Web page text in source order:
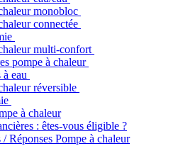
monobloc
connectée
multi-confort
pompe à chaleur
eau
réversible
à chaleur
: êtes-vous éligible ?
/ Réponses Pompe à chaleur